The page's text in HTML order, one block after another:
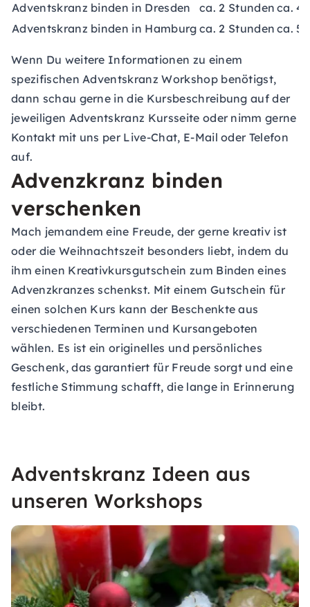
Adventskranz binden in Dresden
ca. 2 Stunden ca.
Adventskranz binden in Hamburg ca. 2 Stunden ca.
Wenn Du weitere Informationen zu einem
spezifischen Adventskranz Workshop benötigst,
dann schau gerne in die Kursbeschreibung auf der
jeweiligen Adventskranz Kursseite oder nimm gerne
Kontakt mit uns per Live-Chat, E-Mail oder Telefon
auf.
Advenzkranz binden
verschenken
Mach jemandem eine Freude, der gerne kreativ ist
oder die Weihnachtszeit besonders liebt, indem du
ihm einen Kreativkursgutschein zum Binden eines
Advenzkranzes schenkst. Mit einem Gutschein für
einen solchen Kurs kann der Beschenkte aus
verschiedenen Terminen und Kursangeboten
wählen. Es ist ein originelles und persönliches
Geschenk, das garantiert für Freude sorgt und eine
festliche Stimmung schafft, die lange in Erinnerung
bleibt.
Adventskranz Ideen aus
unseren Workshops